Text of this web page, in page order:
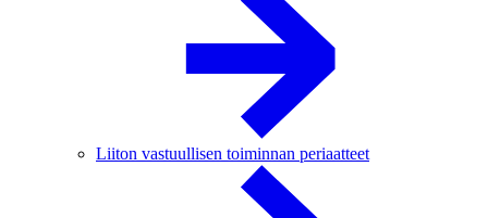
Liiton vastuullisen toiminnan periaatteet